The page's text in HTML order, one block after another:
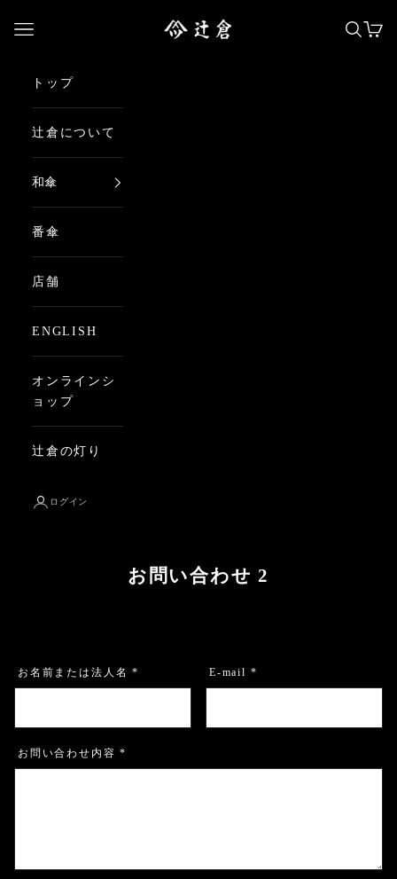
日本最古の京都和傘屋 辻倉
メニューを開く 検索を
カー
トップ
辻倉について
和傘
番傘
店舗
ENGLISH
オンラインシ
ョップ
辻倉の灯り
ログイン
お問い合わせ 2
お名前または法人名 * E-mail *
お問い合わせ内容 *